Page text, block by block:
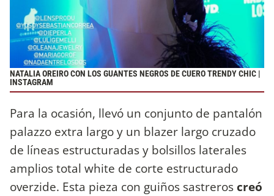
NATALIA OREIRO CON LOS GUANTES NEGROS DE CUERO TRENDY CHIC |
INSTAGRAM
Para la ocasión, llevó un conjunto de pantalón
palazzo extra largo y un blazer largo cruzado
de líneas estructuradas y bolsillos laterales
amplios total white de corte estructurado
overzide. Esta pieza con guiños sastreros creó